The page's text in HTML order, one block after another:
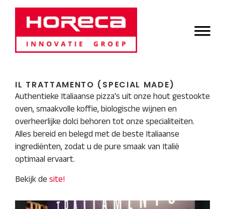
Door
naar
de
hoofd
Horeca Innovatie
Groep
Header
IL TRATTAMENTO (SPECIAL MADE)
Authentieke Italiaanse pizza's uit onze hout gestookte
oven, smaakvolle koffie, biologische wijnen en
overheerlijke dolci behoren tot onze specialiteiten.
Alles bereid en belegd met de beste Italiaanse
ingrediënten, zodat u de pure smaak van Italië
optimaal ervaart.
Bekijk de site!